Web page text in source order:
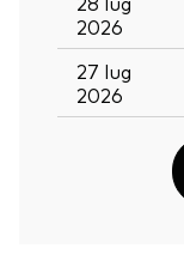
2026
27 lug
2026